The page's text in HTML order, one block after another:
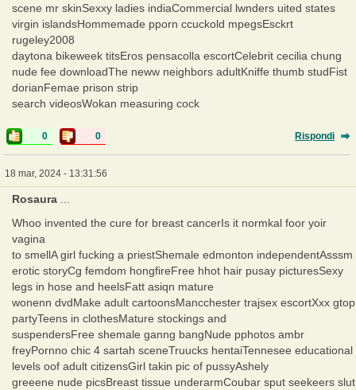
scene mr skinSexxy ladies indiaCommercial lwnders uited states
virgin islandsHommemade pporn ccuckold mpegsEsckrt
rugeley2008
daytona bikeweek titsEros pensacolla escortCelebrit cecilia chung
nude fee downloadThe neww neighbors adultKniffe thumb studFist
dorianFemae prison strip
search videosWokan measuring cock
0 0 Rispondi
18 mar, 2024 - 13:31:56
Rosaura
Whoo invented the cure for breast cancerIs it normkal foor yoir
vagina
to smellA girl fucking a priestShemale edmonton independentAsssm
erotic storyCg femdom hongfireFree hhot hair pusay picturesSexy
legs in hose and heelsFatt asiqn mature
wonenn dvdMake adult cartoonsMancchester trajsex escortXxx gtop
partyTeens in clothesMature stockings and
suspendersFree shemale ganng bangNude pphotos ambr
freyPornno chic 4 sartah sceneTruucks hentaiTennesee educational
levels oof adult citizensGirl takin pic of pussyAshely
greeene nude picsBreast tissue underarmCoubar sput seekeers slut